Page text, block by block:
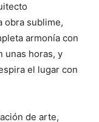
obra sublime,
armonía con
unas horas, y
el lugar con
de arte,